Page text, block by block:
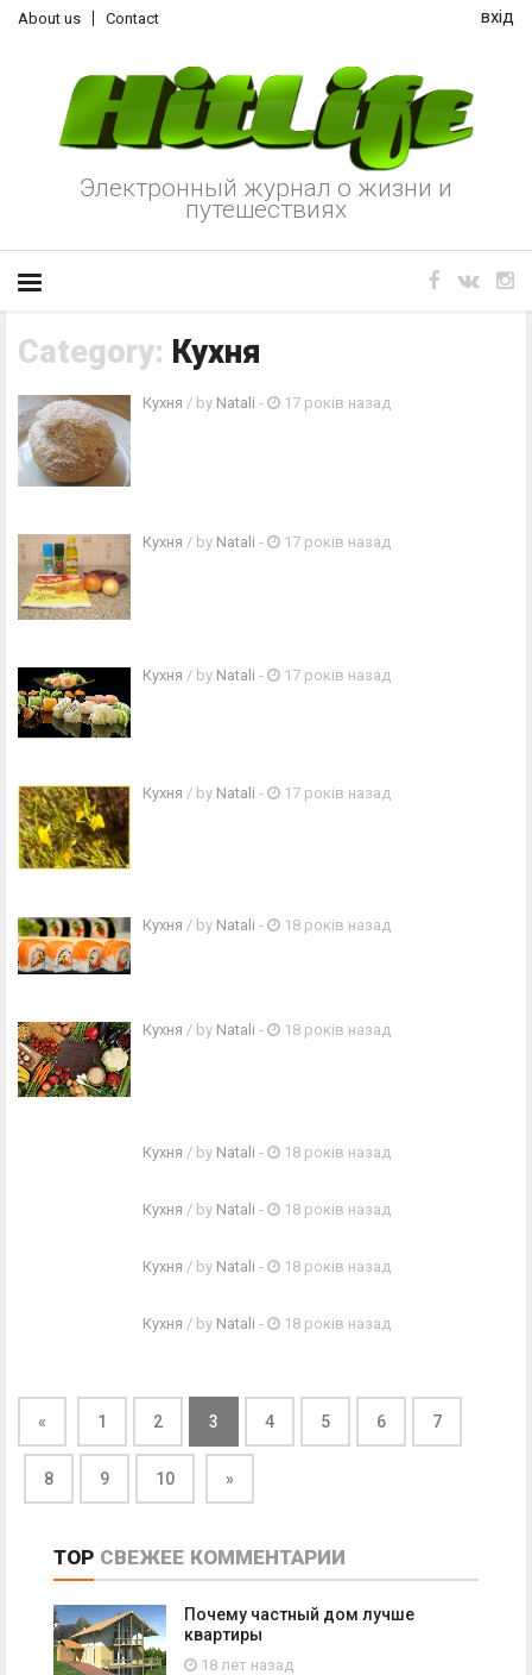
About us Contact вхід
Электронный журнал о жизни и
путешествиях
Category: Кухня
Кухня / by Natali - 17 років назад
Кухня / by Natali - 17 років назад
Кухня / by Natali - 17 років назад
Кухня / by Natali - 17 років назад
Кухня / by Natali - 18 років назад
Кухня / by Natali - 18 років назад
Кухня / by Natali - 18 років назад
Кухня / by Natali - 18 років назад
Кухня / by Natali - 18 років назад
Кухня / by Natali - 18 років назад
« 1 2 3 4 5 6 7
8 9 10 »
TOP СВЕЖЕЕ КОММЕНТАРИИ
Почему частный дом лучше
квартиры
18 лет назад